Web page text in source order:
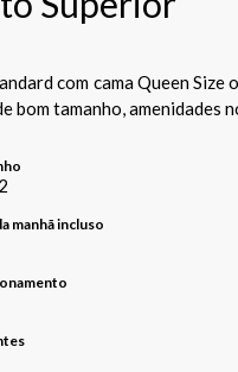
com cama Queen Size
bom tamanho, amenidades
manhã incluso